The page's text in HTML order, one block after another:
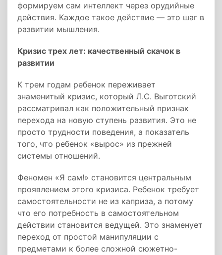
формируем сам интеллект через орудийные
действия. Каждое такое действие — это шаг в
развитии мышления.
Кризис трех лет: качественный скачок в
развитии
К трем годам ребенок переживает
знаменитый кризис, который Л.С. Выготский
рассматривал как положительный признак
перехода на новую ступень развития. Это не
просто трудности поведения, а показатель
того, что ребенок «вырос» из прежней
системы отношений.
Феномен «Я сам!» становится центральным
проявлением этого кризиса. Ребенок требует
самостоятельности не из каприза, а потому
что его потребность в самостоятельном
действии становится ведущей. Это знаменует
переход от простой манипуляции с
предметами к более сложной сюжетно-